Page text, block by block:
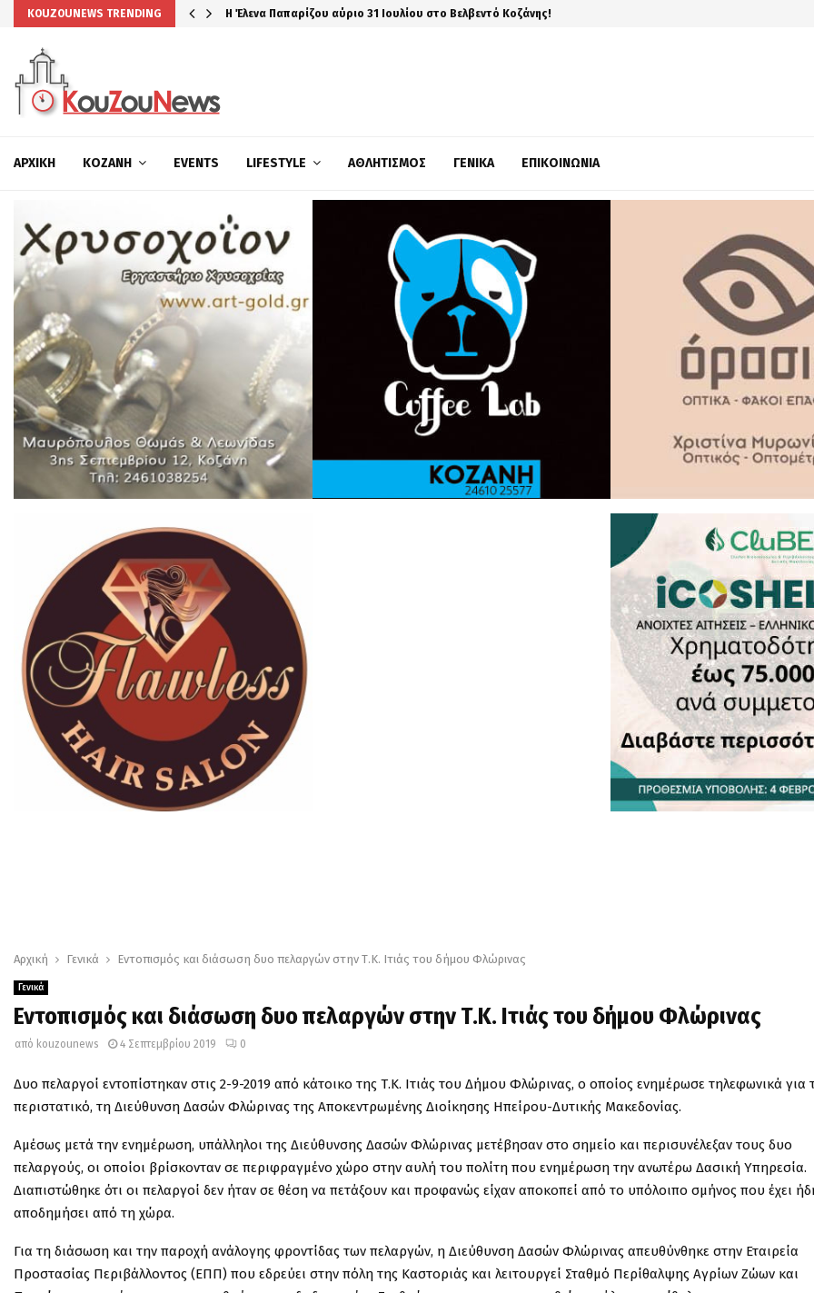
KOUZOUNEWS TRENDING Η Έλενα Παπαρίζου αύριο 31 Ιουλίου στο Βελβεντό Κοζάνης!
ΑΡΧΙΚΉ ΚΟΖΆΝΗ EVENTS LIFESTYLE ΑΘΛΗΤΙΣΜΌΣ ΓΕΝΙΚΆ ΕΠΙΚΟΙΝΩΝΊΑ
Αρχική Γενικά Εντοπισμός και διάσωση δυο πελαργών στην Τ.Κ. Ιτιάς του δήμου Φλώρινας
Γενικά
Εντοπισμός και διάσωση δυο πελαργών στην Τ.Κ. Ιτιάς του δήμου Φλώρινας
από kouzounews 4 Σεπτεμβρίου 2019 0
Δυο πελαργοί εντοπίστηκαν στις 2-9-2019 από κάτοικο της Τ.Κ. Ιτιάς του Δήμου Φλώρινας, ο οποίος ενημέρωσε τηλεφωνικά για
περιστατικό, τη Διεύθυνση Δασών Φλώρινας της Αποκεντρωμένης Διοίκησης Ηπείρου-Δυτικής Μακεδονίας.
Αμέσως μετά την ενημέρωση, υπάλληλοι της Διεύθυνσης Δασών Φλώρινας μετέβησαν στο σημείο και περισυνέλεξαν τους δυο
πελαργούς, οι οποίοι βρίσκονταν σε περιφραγμένο χώρο στην αυλή του πολίτη που ενημέρωση την ανωτέρω Δασική Υπηρεσία.
Διαπιστώθηκε ότι οι πελαργοί δεν ήταν σε θέση να πετάξουν και προφανώς είχαν αποκοπεί από το υπόλοιπο σμήνος που έχει
αποδημήσει από τη χώρα.
Για τη διάσωση και την παροχή ανάλογης φροντίδας των πελαργών, η Διεύθυνση Δασών Φλώρινας απευθύνθηκε στην Εταιρεία
Προστασίας Περιβάλλοντος (ΕΠΠ) που εδρεύει στην πόλη της Καστοριάς και λειτουργεί Σταθμό Περίθαλψης Αγρίων Ζώων και